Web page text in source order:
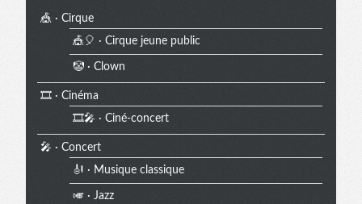
🎪 · Cirque
🎪🎈 · Cirque jeune public
🤡 · Clown
🎞️ · Cinéma
🎞️🎤 · Ciné-concert
🎤 · Concert
🎻 · Musique classique
🎺 · Jazz